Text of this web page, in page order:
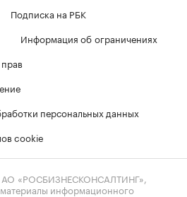
Подписка на РБК
Информация об ограничениях
персональных данных
cookie
«РОСБИЗНЕСКОНСАЛТИНГ»,
информационного